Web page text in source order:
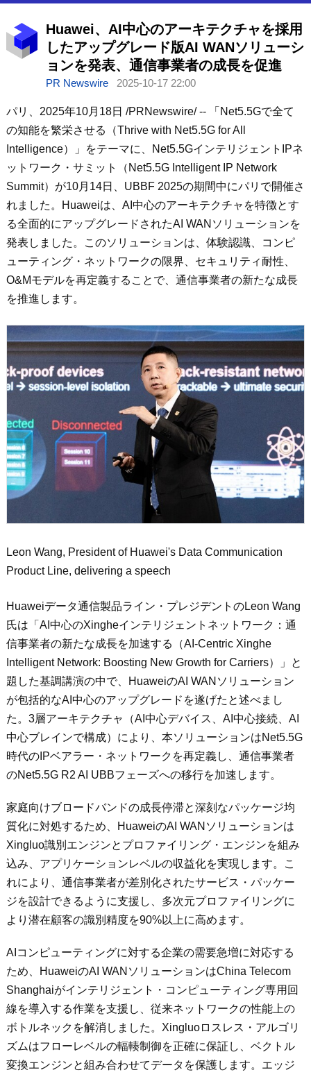
Huawei、AI中心のアーキテクチャを採用
したアップグレード版AI WANソリューシ
ョンを発表、通信事業者の成長を促進
PR Newswire 2025-10-17 22:00
パリ、2025年10月18日 /PRNewswire/ -- 「Net5.5Gで全て
の知能を繁栄させる（Thrive with Net5.5G for All
Intelligence）」をテーマに、Net5.5GインテリジェントIPネ
ットワーク・サミット（Net5.5G Intelligent IP Network
Summit）が10月14日、UBBF 2025の期間中にパリで開催さ
れました。Huaweiは、AI中心のアーキテクチャを特徴とす
る全面的にアップグレードされたAI WANソリューションを
発表しました。このソリューションは、体験認識、コンピ
ューティング・ネットワークの限界、セキュリティ耐性、
O&Mモデルを再定義することで、通信事業者の新たな成長
を推進します。
Leon Wang, President of Huawei's Data Communication
Product Line, delivering a speech
Huaweiデータ通信製品ライン・プレジデントのLeon Wang
氏は「AI中心のXingheインテリジェントネットワーク：通
信事業者の新たな成長を加速する（AI-Centric Xinghe
Intelligent Network: Boosting New Growth for Carriers）」と
題した基調講演の中で、HuaweiのAI WANソリューション
が包括的なAI中心のアップグレードを遂げたと述べまし
た。3層アーキテクチャ（AI中心デバイス、AI中心接続、AI
中心ブレインで構成）により、本ソリューションはNet5.5G
時代のIPベアラー・ネットワークを再定義し、通信事業者
のNet5.5G R2 AI UBBフェーズへの移行を加速します。
家庭向けブロードバンドの成長停滞と深刻なパッケージ均
質化に対処するため、HuaweiのAI WANソリューションは
Xingluo識別エンジンとプロファイリング・エンジンを組み
込み、アプリケーションレベルの収益化を実現します。こ
れにより、通信事業者が差別化されたサービス・パッケー
ジを設計できるように支援し、多次元プロファイリングに
より潜在顧客の識別精度を90%以上に高めます。
AIコンピューティングに対する企業の需要急増に対応する
ため、HuaweiのAI WANソリューションはChina Telecom
Shanghaiがインテリジェント・コンピューティング専用回
線を導入する作業を支援し、従来ネットワークの性能上の
ボトルネックを解消しました。Xingluoロスレス・アルゴリ
ズムはフローレベルの輻輳制御を正確に保証し、ベクトル
変換エンジンと組み合わせてデータを保護します。エッジ